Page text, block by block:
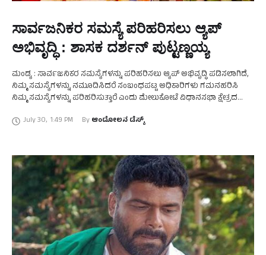
ಸಾರ್ವಜನಿಕರ ಸಮಸ್ಯೆ ಪರಿಹರಿಸಲು ಆ್ಯಪ್
ಅಭಿವೃದ್ಧಿ : ಶಾಸಕ ದರ್ಶನ್ ಪುಟ್ಟಣ್ಣಯ್ಯ
ಮಂಡ್ಯ : ಸಾರ್ವಜನಿಕರ ಸಮಸ್ಯೆಗಳನ್ನು ಪರಿಹರಿಸಲು ಆ್ಯಪ್ ಅಭಿವೃದ್ಧಿ ಪಡಿಸಲಾಗಿದೆ,
ನಿಮ್ಮ ಸಮಸ್ಯೆಗಳನ್ನು ನಮೂದಿಸಿದರೆ ಸಂಬಂಧಪಟ್ಟ ಅಧಿಕಾರಿಗಳು ಗಮನಹರಿಸಿ
ನಿಮ್ಮ ಸಮಸ್ಯೆಗಳನ್ನು ಪರಿಹರಿಸುತ್ತಾರೆ ಎಂದು ಮೇಲುಕೋಟೆ ವಿಧಾನಸಭಾ ಕ್ಷೇತ್ರದ
July 30, 1:49 PM By ಆಂದೋಲನ ಡೆಸ್ಕ್